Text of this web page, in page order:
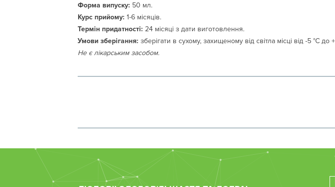
Форма випуску: 50 мл.
Курс прийому: 1-6 місяців.
Термін придатності: 24 місяці з дати виготовлення.
Умови зберігання: зберігати в сухому, захищеному від світла місці від -5 °С
Не є лікарським засобом.